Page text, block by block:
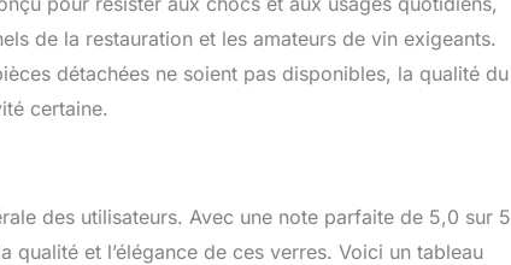
de la restauration et les amateurs de vin exigeants.
détachées ne soient pas disponibles, la qualité du
certaine.
des utilisateurs. Avec une note parfaite de 5,0 sur 5
qualité et l’élégance de ces verres. Voici un tableau